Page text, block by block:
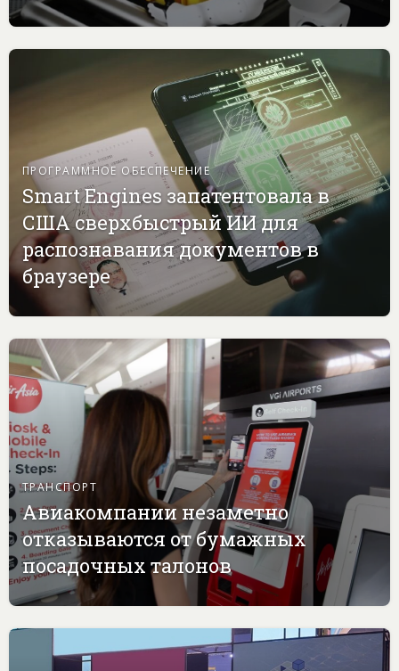
ПРОГРАММНОЕ ОБЕСПЕЧЕНИЕ
Smart Engines запатентовала в
США сверхбыстрый ИИ для
распознавания документов в
браузере
ТРАНСПОРТ
Авиакомпании незаметно
отказываются от бумажных
посадочных талонов